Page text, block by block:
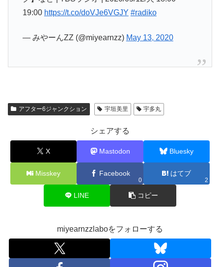
19:00 https://t.co/doVJe6VGJY #radiko
— みやーんZZ (@miyearnzz) May 13, 2020
アフター6ジャンクション 宇垣美里 宇多丸
シェアする
X Mastodon Bluesky
Misskey Facebook
0
はてブ
2
LINE コピー
miyearnzzlaboをフォローする